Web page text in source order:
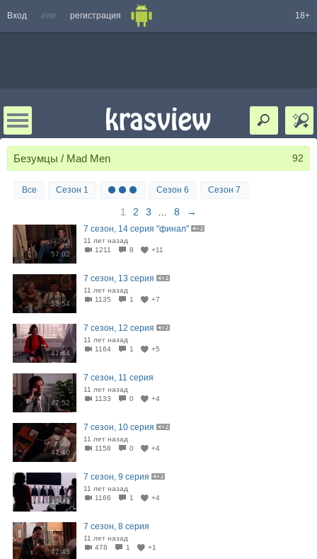
Вход или регистрация 18+
Безумцы / Mad Men 92
Все Сезон 1 ⚫ ⚫ ⚫ Сезон 6 Сезон 7
1 2 3 8 →
57:02
7 сезон, 14 серия "финал"
11 лет назад
1211
8 +11
53:54
7 сезон, 13 серия
11 лет назад
1135
1 +7
47:44
7 сезон, 12 серия
11 лет назад
1164
1 +5
47:52
7 сезон, 11 серия
11 лет назад
1133
0 +4
47:40
7 сезон, 10 серия
11 лет назад
1158
0 +4
47:44
7 сезон, 9 серия
11 лет назад
1166
1 +4
47:45
7 сезон, 8 серия
11 лет назад
478
1 +1